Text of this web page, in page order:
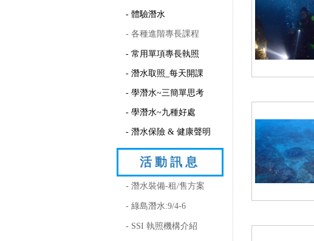
- 體驗潛水
- 各種進階專長課程
- 常用單項專長執照
- 潛水取照_每天開課
- 學潛水~三簡單思考
- 學潛水~九種好處
- 潛水保險 & 健康聲明
活動訊息
- 潛水裝備-租/售方案
- 綠島潛水:9/4-6
- SSI 執照機構介紹